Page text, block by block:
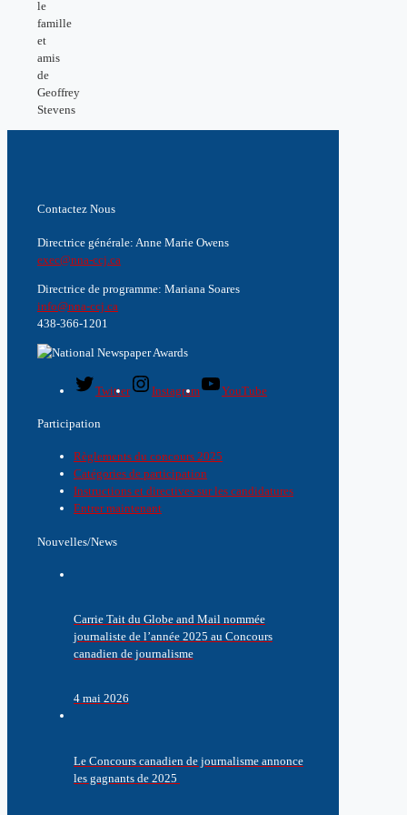
le
famille
et
amis
de
Geoffrey
Stevens
Contactez Nous
Directrice générale: Anne Marie Owens
exec@nna-ccj.ca
Directrice de programme: Mariana Soares
info@nna-ccj.ca
438-366-1201
Twitter Instagram YouTube
Participation
Règlements du concours 2025
Catégories de participation
Instructions et directives sur les candidatures
Entrer maintenant
Nouvelles/News
Carrie Tait du Globe and Mail nommée
journaliste de l’année 2025 au Concours
canadien de journalisme
4 mai 2026
Le Concours canadien de journalisme annonce
les gagnants de 2025